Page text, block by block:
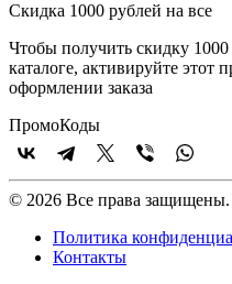
Скидка 1000 рублей на все
Чтобы получить скидку
каталоге, активируйте этот
оформлении заказа
ПромоКоды
© 2026 Все права защищены.
Политика
Контакты